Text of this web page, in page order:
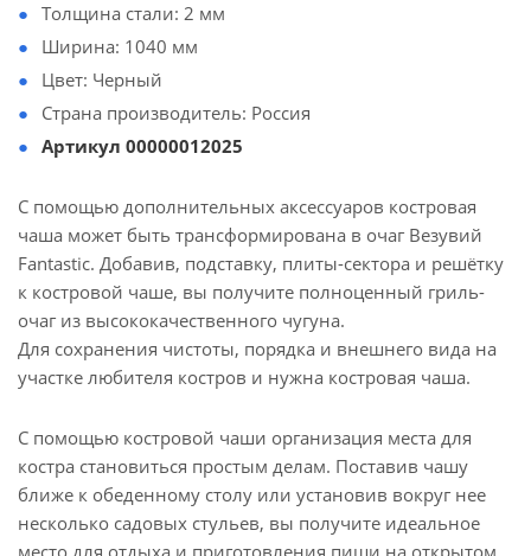
Толщина стали: 2 мм
Ширина: 1040 мм
Цвет: Черный
Страна производитель: Россия
Артикул 00000012025
С помощью дополнительных аксессуаров костровая
чаша может быть трансформирована в очаг Везувий
Fantastic. Добавив, подставку, плиты-сектора и решётку
к костровой чаше, вы получите полноценный гриль-
очаг из высококачественного чугуна.
Для сохранения чистоты, порядка и внешнего вида на
участке любителя костров и нужна костровая чаша.
С помощью костровой чаши организация места для
костра становиться простым делам. Поставив чашу
ближе к обеденному столу или установив вокруг нее
несколько садовых стульев, вы получите идеальное
место для отдыха и приготовления пищи на открытом